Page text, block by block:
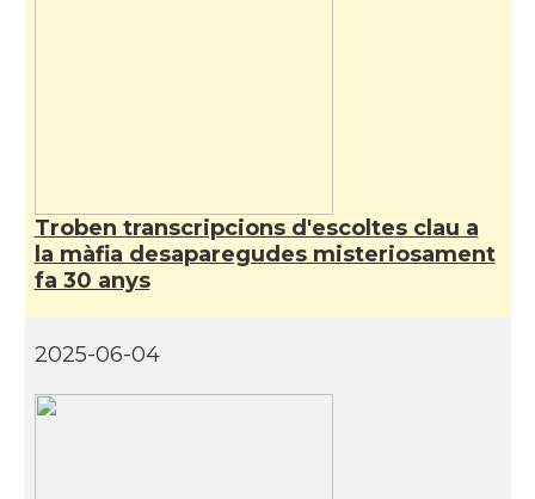
Troben transcripcions d'escoltes clau a
la màfia desaparegudes misteriosament
fa 30 anys
2025-06-04